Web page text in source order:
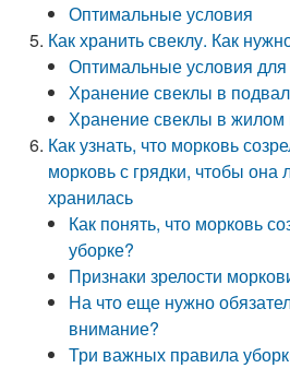
Оптимальные условия
Как хранить свеклу. Как
Оптимальные условия
Хранение свеклы в
Хранение свеклы в
Как узнать, что морковь
морковь с грядки, чтобы
хранилась
Как понять, что морковь
уборке?
Признаки зрелости
На что еще нужно
внимание?
Три важных правила